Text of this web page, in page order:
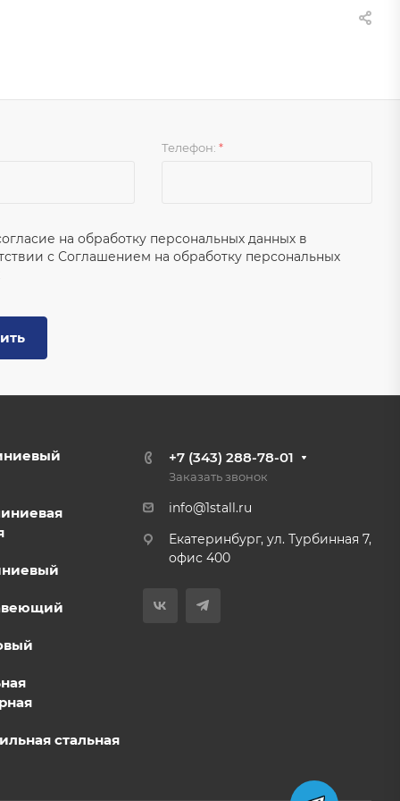
Телефон: *
на обработку персональных данных в
с Соглашением на обработку персональных
стальная
+7 (343) 288-78-01
Заказать звонок
info@1stall.ru
Екатеринбург, ул. Турбинная 7,
офис 400